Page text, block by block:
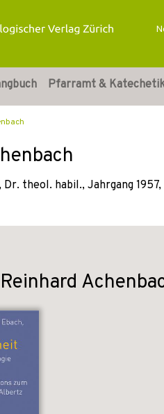
Pfarramt &
Dr. theol. habil., Jahrgang